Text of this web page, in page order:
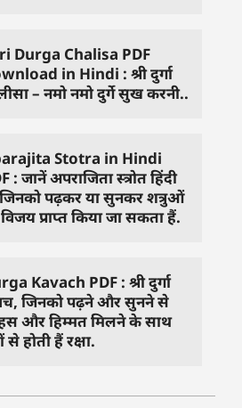
Durga Chalisa PDF
in Hindi : श्री दुर्गा
– नमो नमो दुर्गे सुख करनी..
Stotra in Hindi
: जानें अपराजिता स्त्रोत हिंदी
पढ़कर या सुनकर शत्रुओं
प्राप्त किया जा सकता हैं.
Kavach PDF : श्री दुर्गा
जिनको पढ़ने और सुनने से
और हिम्मत मिलने के साथ
से होती हैं रक्षा.